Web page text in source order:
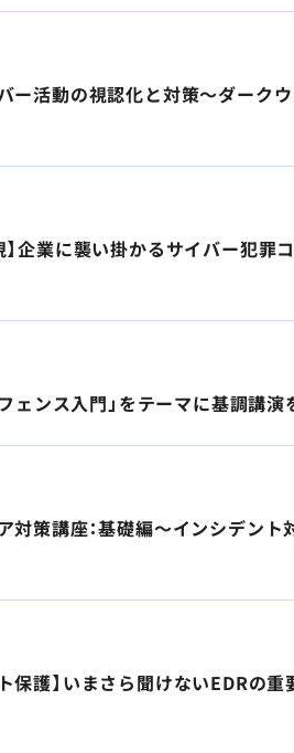
活動の視認化と対策～ダーク
企業に襲い掛かるサイバー犯罪
ンス入門」をテーマに基調講演
策講座：基礎編～インシデン
護】いまさら聞けないEDRの